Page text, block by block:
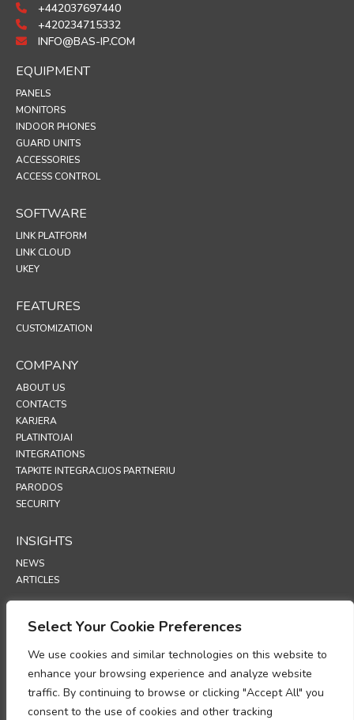
Select Your Cookie Preferences
We use cookies and similar technologies on this website to
enhance your browsing experience and analyze website
traffic. By continuing to browse or clicking "Accept All" you
consent to the use of cookies and other tracking
+442037697440
+420234715332
INFO@BAS-IP.COM
EQUIPMENT
PANELS
MONITORS
INDOOR PHONES
GUARD UNITS
ACCESSORIES
ACCESS CONTROL
SOFTWARE
LINK PLATFORM
LINK CLOUD
UKEY
FEATURES
CUSTOMIZATION
COMPANY
ABOUT US
CONTACTS
KARJERA
PLATINTOJAI
INTEGRATIONS
TAPKITE INTEGRACIJOS PARTNERIU
PARODOS
SECURITY
INSIGHTS
NEWS
ARTICLES
SUPPORT
POLICIES
PRIVATUMO POLITIKA
SLAPUKŲ POLITIKA